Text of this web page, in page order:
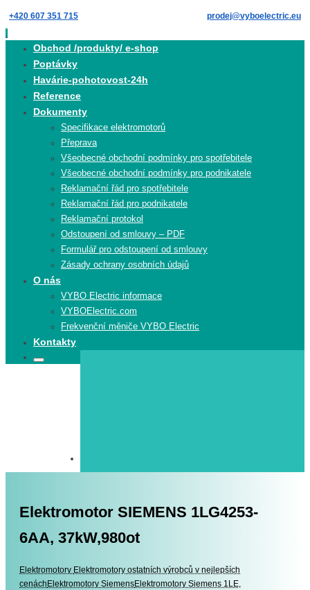
Skip
to
content
+420 607 351 715 prodej@vyboelectric.eu
Obchod /produkty/ e-shop
Poptávky
Havárie-pohotovost-24h
Reference
Dokumenty
Specifikace elektromotorů
Přeprava
Všeobecné obchodní podmínky pro spotřebitele
Všeobecné obchodní podmínky pro podnikatele
Reklamační řád pro spotřebitele
Reklamační řád pro podnikatele
Reklamační protokol
Odstoupení od smlouvy – PDF
Formulář pro odstoupení od smlouvy
Zásady ochrany osobních údajů
O nás
VYBO Electric informace
VYBOElectric.com
Frekvenční měniče VYBO Electric
Kontakty
Search
Search
Elektromotor SIEMENS 1LG4253-
6AA, 37kW,980ot
Elektromotory Elektromotory
Elektromotory ostatních výrobců v nejlepších
cenách Elektromotory SiemensElektromotory Siemens 1LE,